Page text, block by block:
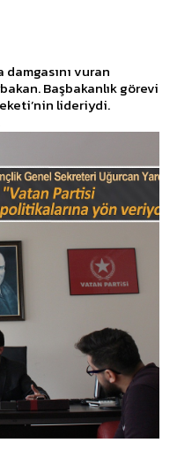
vuran
Başbakanlık görevi
lideriydi.